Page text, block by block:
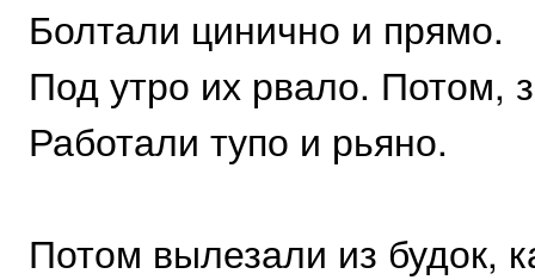
Болтали цинично и прямо.
Под утро их рвало. Потом,
Работали тупо и рьяно.
Потом вылезали из будок,